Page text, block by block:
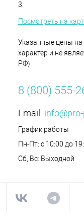
3.
Посмотреть на
Указанные цены
характер и не
РФ)
8 (800) 555-
Email:
График работы
Пн-Пт: с 10:00 до
Сб, Вс: Выходной